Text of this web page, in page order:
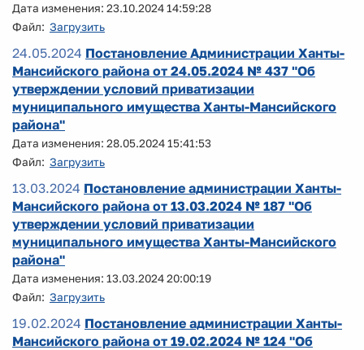
Дата изменения: 23.10.2024 14:59:28
Файл: Загрузить
24.05.2024 Постановление Администрации Ханты-
Мансийского района от 24.05.2024 № 437 "Об
утверждении условий приватизации
муниципального имущества Ханты-Мансийского
района"
Дата изменения: 28.05.2024 15:41:53
Файл: Загрузить
13.03.2024 Постановление администрации Ханты-
Мансийского района от 13.03.2024 № 187 "Об
утверждении условий приватизации
муниципального имущества Ханты-Мансийского
района"
Дата изменения: 13.03.2024 20:00:19
Файл: Загрузить
19.02.2024 Постановление администрации Ханты-
Мансийского района от 19.02.2024 № 124 "Об